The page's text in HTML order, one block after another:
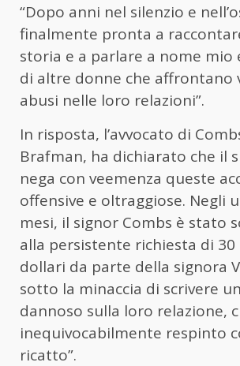
“Dopo anni nel silenzio e
finalmente pronta a
storia e a parlare a nome mio
di altre donne che affrontano
abusi nelle loro relazioni”.
In risposta, l’avvocato di
Brafman, ha dichiarato che il
nega con veemenza queste
offensive e oltraggiose. Negli
mesi, il signor Combs è stato
alla persistente richiesta di
dollari da parte della signora
sotto la minaccia di scrivere
dannoso sulla loro relazione,
inequivocabilmente respinto
ricatto”.